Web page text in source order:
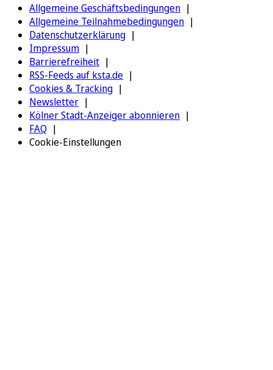
Allgemeine Geschäftsbedingungen
Allgemeine Teilnahmebedingungen
Datenschutzerklärung
Impressum
Barrierefreiheit
RSS-Feeds auf ksta.de
Cookies & Tracking
Newsletter
Kölner Stadt-Anzeiger abonnieren
FAQ
Cookie-Einstellungen